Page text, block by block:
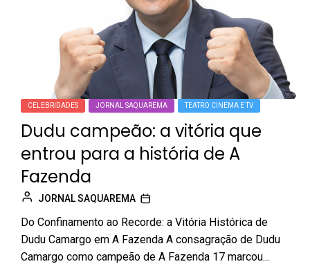
CELEBRIDADES JORNAL SAQUAREMA TEATRO CINEMA E TV
Dudu campeão: a vitória que
entrou para a história de A
Fazenda
JORNAL SAQUAREMA
Do Confinamento ao Recorde: a Vitória Histórica de
Dudu Camargo em A Fazenda A consagração de Dudu
Camargo como campeão de A Fazenda 17 marcou...